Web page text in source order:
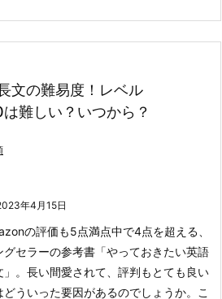
文の難易度！レベル
難しい？いつから？
年4月15日
の評価も5点満点中で4点を超える、
グセラーの参考書「やっておきたい英語
。 長い間愛されて、評判もとても良い
どういった要因があるのでしょうか。
こ